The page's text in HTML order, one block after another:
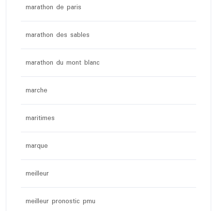
marathon de paris
marathon des sables
marathon du mont blanc
marche
maritimes
marque
meilleur
meilleur pronostic pmu